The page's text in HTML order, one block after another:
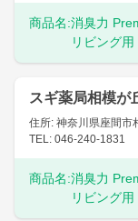
商品名:消臭力
リビング
スギ薬局相模が
住所: 神奈川県座間市
TEL: 046-240-1831
商品名:消臭力
リビング